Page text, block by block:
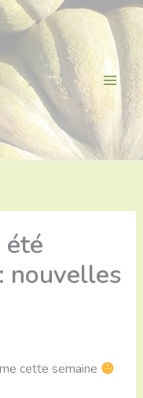
été
nouvelles
cette semaine